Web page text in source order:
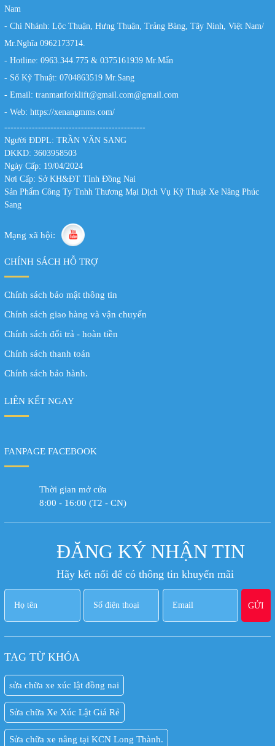
Nam
- Chi Nhánh: Lộc Thuận, Hưng Thuận, Trảng Bàng, Tây Ninh, Việt Nam/
Mr.Nghĩa 0962173714.
- Hotline: 0963.344.775 & 0375161939 Mr.Mẩn
- Số Kỹ Thuật: 0704863519 Mr.Sang
- Email: tranmanforklift@gmail.com@gmail.com
- Web: https://xenangmms.com/
----------------------------------------------
Người ĐDPL: TRẦN VĂN SANG
DKKD: 3603958503
Ngày Cấp: 19/04/2024
Nơi Cấp: Sở KH&ĐT Tỉnh Đồng Nai
Sản Phẩm Công Ty Tnhh Thương Mại Dịch Vụ Kỹ Thuật Xe Nâng Phúc
Sang
Mạng xã hội:
CHÍNH SÁCH HỖ TRỢ
Chính sách bảo mật thông tin
Chính sách giao hàng và vận chuyển
Chính sách đổi trả - hoàn tiền
Chính sách thanh toán
Chính sách bảo hành.
LIÊN KẾT NGAY
FANPAGE FACEBOOK
Thời gian mở cửa
8:00 - 16:00 (T2 - CN)
ĐĂNG KÝ NHẬN TIN
Hãy kết nối để có thông tin khuyến mãi
TAG TỪ KHÓA
sửa chữa xe xúc lật đồng nai
Sửa chữa Xe Xúc Lật Giá Rẻ
Sửa chữa xe nâng tại KCN Long Thành.